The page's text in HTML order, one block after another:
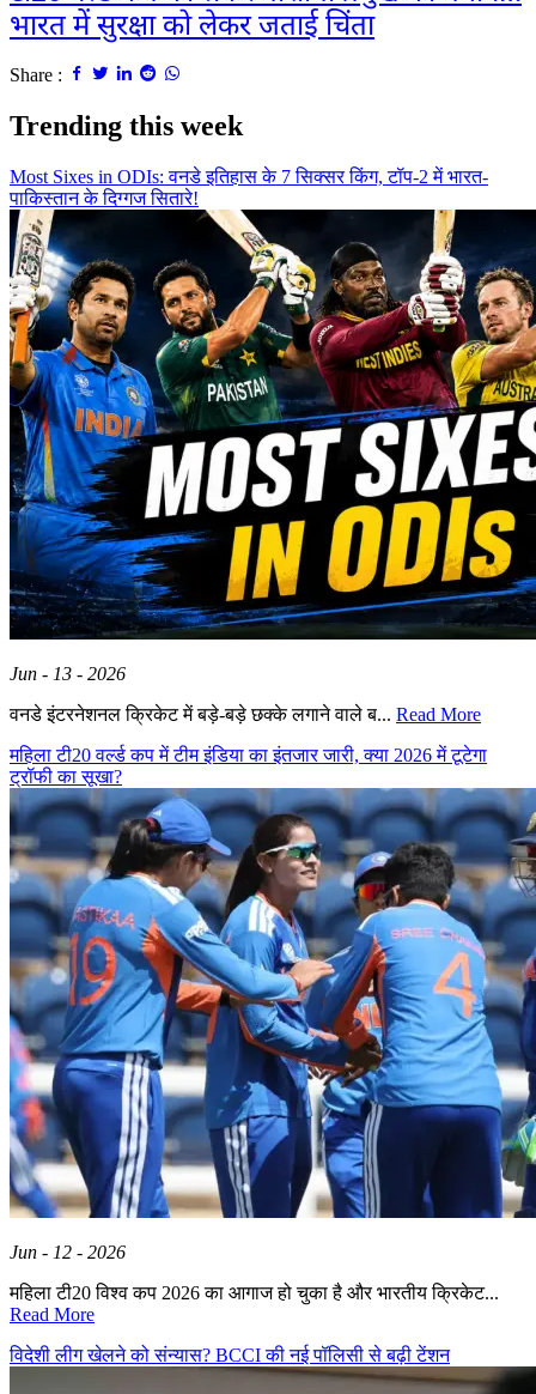
भारत में सुरक्षा को लेकर जताई चिंता
Share :
Trending this week
Most Sixes in ODIs: वनडे इतिहास के 7 सिक्सर किंग, टॉप-2 में भारत-
पाकिस्तान के दिग्गज सितारे!
Jun - 13 - 2026
वनडे इंटरनेशनल क्रिकेट में बड़े-बड़े छक्के लगाने वाले ब... Read More
महिला टी20 वर्ल्ड कप में टीम इंडिया का इंतजार जारी, क्या 2026 में टूटेगा
ट्रॉफी का सूखा?
Jun - 12 - 2026
महिला टी20 विश्व कप 2026 का आगाज हो चुका है और भारतीय क्रिकेट...
Read More
विदेशी लीग खेलने को संन्यास? BCCI की नई पॉलिसी से बढ़ी टेंशन